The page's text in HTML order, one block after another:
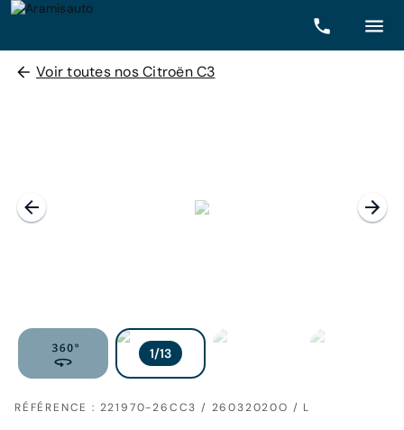
Voir toutes nos Citroën C3
RÉFÉRENCE : 221970-26CC3 / 26032020O / L